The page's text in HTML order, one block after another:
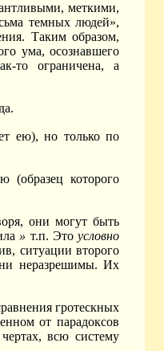
меткими,
темных людей»,
Таким образом,
ума, осознавшего
то ограничена, а
ею), но только по
(образец которого
они могут быть
» т.п. Это условно
ситуации второго
неразрешимы. Их
гротескных
от парадоксов
всю систему